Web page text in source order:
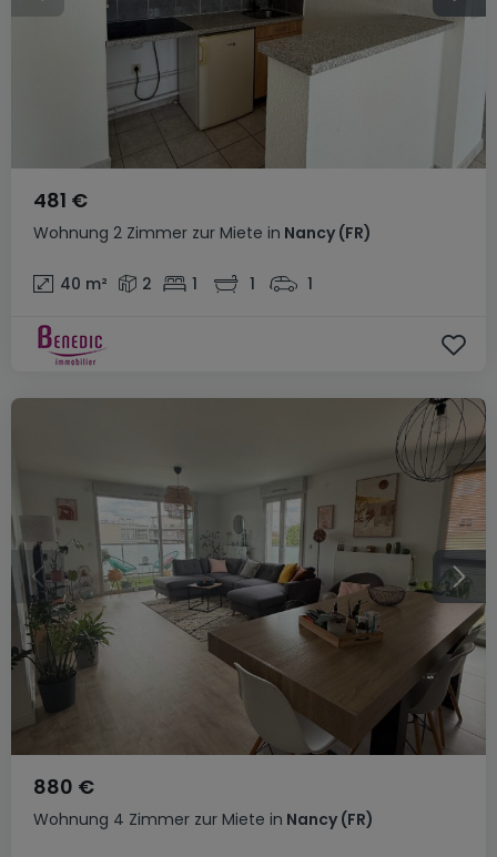
Wohnung 2 Zimmer zur Miete in Nancy (FR)
481 €
40 m² 2 1 1 1
Wohnung 4 Zimmer zur Miete in Nancy (FR)
880 €